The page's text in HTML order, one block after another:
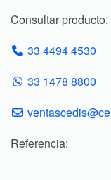
Consultar producto:
33 4494 4530
33 1478 8800
Referencia: